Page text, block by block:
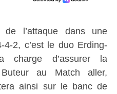
l’attaque dans une
2, c’est le duo Erding-
charge d’assurer la
au Match aller,
ainsi sur le banc de